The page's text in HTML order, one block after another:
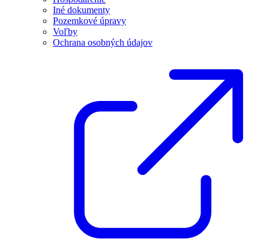
Iné dokumenty
Pozemkové úpravy
Voľby
Ochrana osobných údajov